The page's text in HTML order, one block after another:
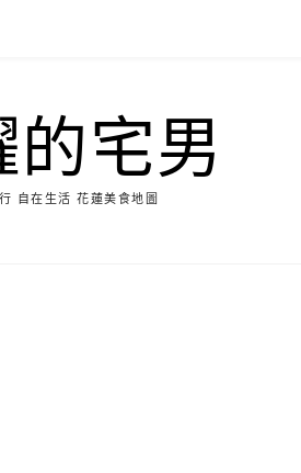
的宅男
自在生活 花蓮美食地圖